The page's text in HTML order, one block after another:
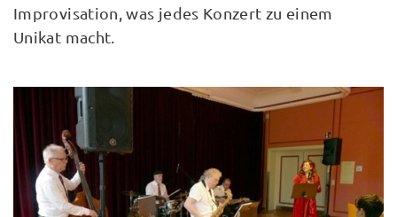
Improvisation, was jedes Konzert zu einem
Unikat macht.